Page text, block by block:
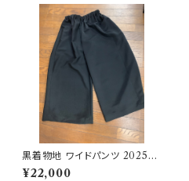
黒着物地 ワイドパンツ 202502
101029
¥22,000